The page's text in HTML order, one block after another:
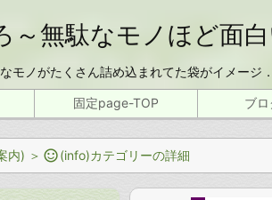
～無駄なモノほど面
モノがたくさん詰め込まれてた袋がイメージ
固定page-TOP ブ
内) ＞(info)カテゴリーの詳細